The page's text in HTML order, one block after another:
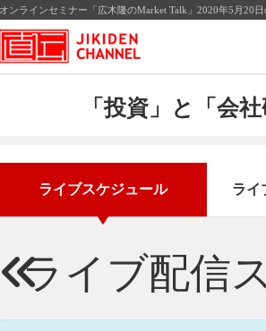
オンラインセミナー「広木隆のMarket Talk」2020年5月20
「投資」と「会
ライブスケジュール ライ
ライブ配信